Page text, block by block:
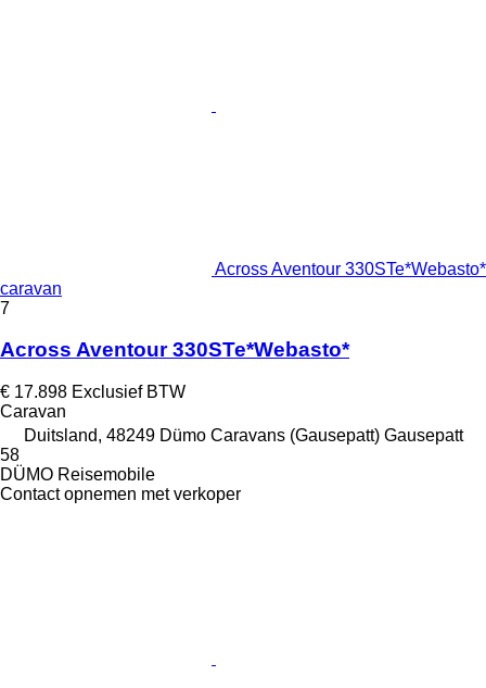
Across Aventour 330STe*Webasto*
caravan
7
Across Aventour 330STe*Webasto*
€ 17.898 Exclusief BTW
Caravan
Duitsland, 48249 Dümo Caravans (Gausepatt) Gausepatt
58
DÜMO Reisemobile
Contact opnemen met verkoper